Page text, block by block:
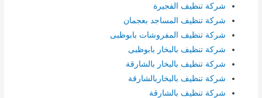
شركة تنظيف الفجيرة
شركة تنظيف المساجد بعجمان
شركة تنظيف المفروشات بابوظبى
شركة تنظيف بالبخار بابوظبى
شركة تنظيف بالبخار بالشارقة
شركة تنظيف بالبخاربالشارقة
شركة تنظيف بالشارقة